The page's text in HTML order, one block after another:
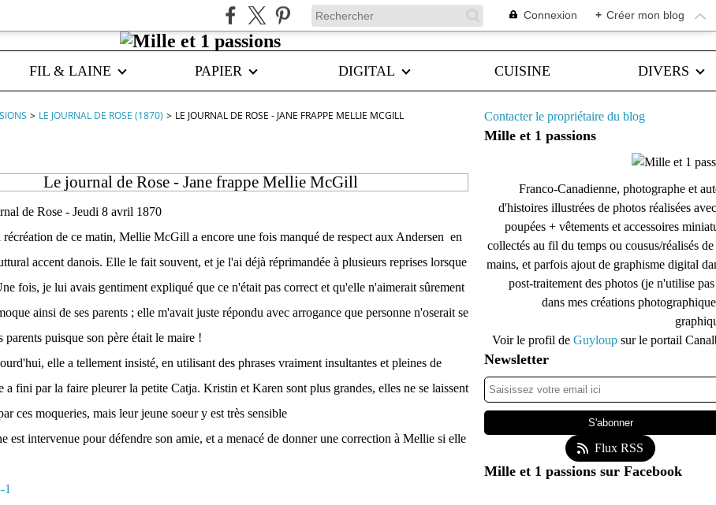
Connexion + Créer mon blog
FIL & LAINE PAPIER DIGITAL CUISINE DIVERS
> LE JOURNAL DE ROSE (1870) > LE JOURNAL DE ROSE - JANE FRAPPE MELLIE MCGILL
Le journal de Rose - Jane frappe Mellie McGill
de Rose - Jeudi 8 avril 1870
récréation de ce matin, Mellie McGill a encore une fois manqué de respect aux Andersen en
accent danois. Elle le fait souvent, et je l'ai déjà réprimandée à plusieurs reprises lorsque
fois, je lui avais gentiment expliqué que ce n'était pas correct et qu'elle n'aimerait sûrement
ainsi de ses parents ; elle m'avait juste répondu avec arrogance que personne n'oserait se
parents puisque son père était le maire !
elle a tellement insisté, en utilisant des phrases vraiment insultantes et pleines de
a fini par la faire pleurer la petite Catja. Kristin et Karen sont plus grandes, elles ne se laissent
ces moqueries, mais leur jeune soeur y est très sensible
est intervenue pour défendre son amie, et a menacé de donner une correction à Mellie si elle
Contacter le propriétaire du blog
Mille et 1 passions
Franco-Canadienne, photographe et
d'histoires illustrées de photos réalisées
poupées + vêtements et accessoires
collectés au fil du temps ou cousus/réalisés de
mains, et parfois ajout de graphisme digital
post-traitement des photos (je n'utilise
dans mes créations
Voir le profil de Guyloup sur le portail
Newsletter
Flux RSS
Mille et 1 passions sur Facebook